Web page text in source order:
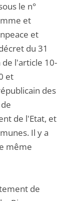
le n°
et
et
du 31
l'article 10-
et
des
de l'Etat, et
Il y a
même
de